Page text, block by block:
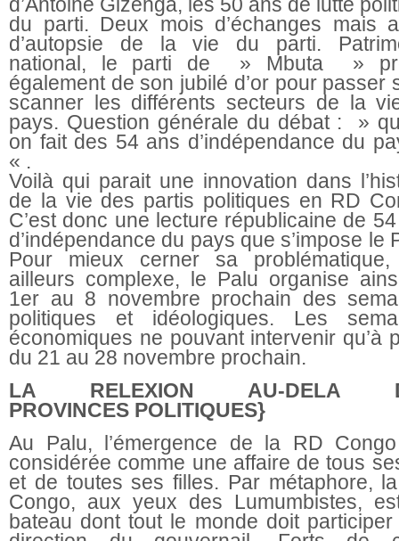
du parti. Deux mois d’échanges mais
d’autopsie de la vie du parti.
national, le parti de » Mbuta »
également de son jubilé d’or pour passer
scanner les différents secteurs de la
pays. Question générale du débat : »
on fait des 54 ans d’indépendance du
« .
Voilà qui parait une innovation dans
de la vie des partis politiques en RD
C’est donc une lecture républicaine de
d’indépendance du pays que s’impose le
Pour mieux cerner sa
ailleurs complexe, le Palu organise
1er au 8 novembre prochain des
politiques et idéologiques. Les
économiques ne pouvant intervenir qu’à
du 21 au 28 novembre prochain.
LA RELEXION AU-DELA
PROVINCES POLITIQUES}
Au Palu, l’émergence de la RD
considérée comme une affaire de tous
et de toutes ses filles. Par métaphore,
Congo, aux yeux des Lumumbistes,
bateau dont tout le monde doit